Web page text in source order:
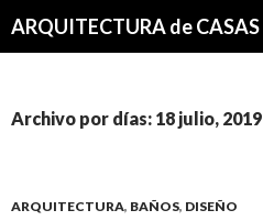
ARQUITECTURA de CASAS
Archivo por días: 18 julio, 2019
ARQUITECTURA, BAÑOS, DISEÑO